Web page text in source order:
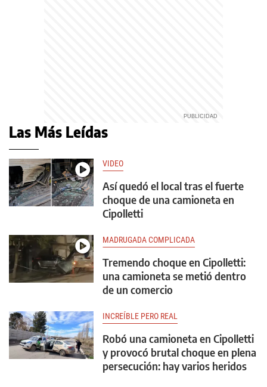
Las Más Leídas
VIDEO
Así quedó el local tras el fuerte
choque de una camioneta en
Cipolletti
MADRUGADA COMPLICADA
Tremendo choque en Cipolletti:
una camioneta se metió dentro
de un comercio
INCREÍBLE PERO REAL
Robó una camioneta en Cipolletti
y provocó brutal choque en plena
persecución: hay varios heridos